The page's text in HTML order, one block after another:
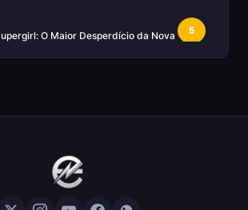
O Maior Desperdício da Nova
5
Que o Cinema Precisava(Sem
Spider-Noir: A Melhor Série de Heróis